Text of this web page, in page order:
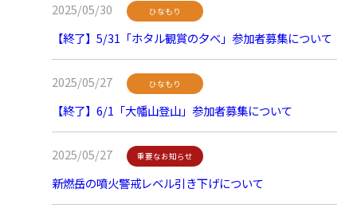
2025/05/30 ひなもり
【終了】5/31「ホタル観賞の夕べ」参加者募集について
2025/05/27 ひなもり
【終了】6/1「大幡山登山」参加者募集について
2025/05/27 重要なお知らせ
新燃岳の噴火警戒レベル引き下げについて